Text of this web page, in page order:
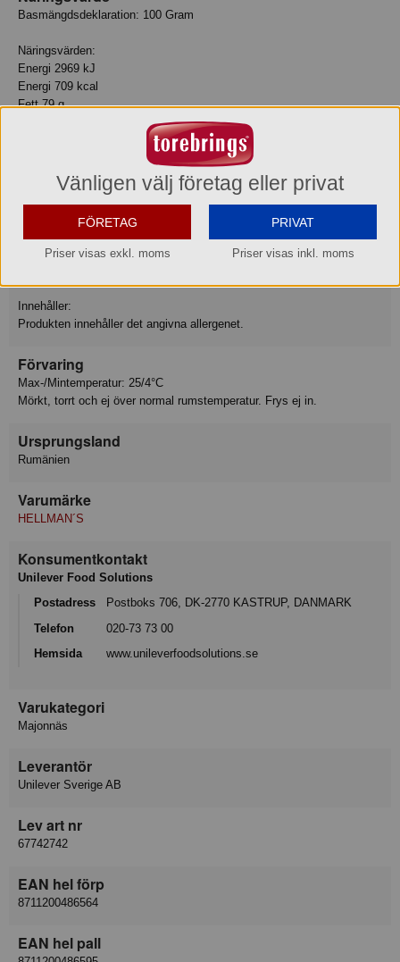
Basmängdsdeklaration: 100 Gram
Näringsvärden:
Energi 2969 kJ
Energi 709 kcal
Fett 79 g
Protein 1.2 g
Salt 1.2 g
Allergiinfo
Innehåller: Ägg
Innehåller:
Produkten innehåller det angivna allergenet.
Förvaring
Max-/Mintemperatur: 25/4°C
Mörkt, torrt och ej över normal rumstemperatur. Frys ej in.
Ursprungsland
Rumänien
Varumärke
HELLMAN´S
Konsumentkontakt
Unilever Food Solutions
Postadress
Postboks 706, DK-2770 KASTRUP, DANMARK
Telefon
020-73 73 00
Hemsida
www.unileverfoodsolutions.se
Varukategori
Majonnäs
Leverantör
Unilever Sverige AB
Lev art nr
67742742
EAN hel förp
8711200486564
EAN hel pall
Vänligen välj företag eller privat
FÖRETAG
Priser visas exkl. moms
PRIVAT
Priser visas inkl. moms